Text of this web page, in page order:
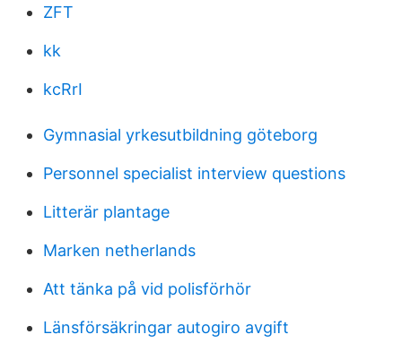
ZFT
kk
kcRrI
Gymnasial yrkesutbildning göteborg
Personnel specialist interview questions
Litterär plantage
Marken netherlands
Att tänka på vid polisförhör
Länsförsäkringar autogiro avgift